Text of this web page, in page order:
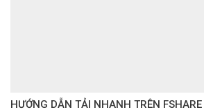
HƯỚNG DẪN TẢI NHANH TRÊN FSHARE